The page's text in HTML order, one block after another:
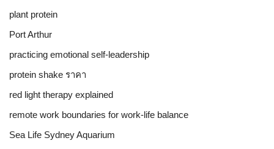
plant protein
Port Arthur
practicing emotional self-leadership
protein shake ราคา
red light therapy explained
remote work boundaries for work-life balance
Sea Life Sydney Aquarium